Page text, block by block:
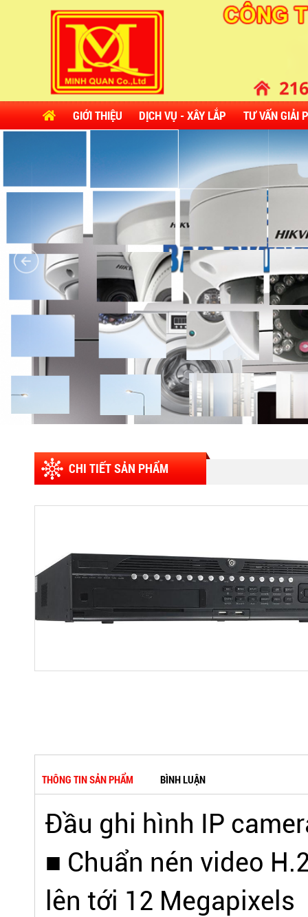
GIỚI THIỆU DỊCH VỤ - XÂY LẮP TƯ VẤN GIẢI
CHI TIẾT SẢN PHẨM
THÔNG TIN SẢN PHẨM BÌNH LUẬN
Đầu ghi hình IP
■ Chuẩn nén video
lên tới 12 Megapixels